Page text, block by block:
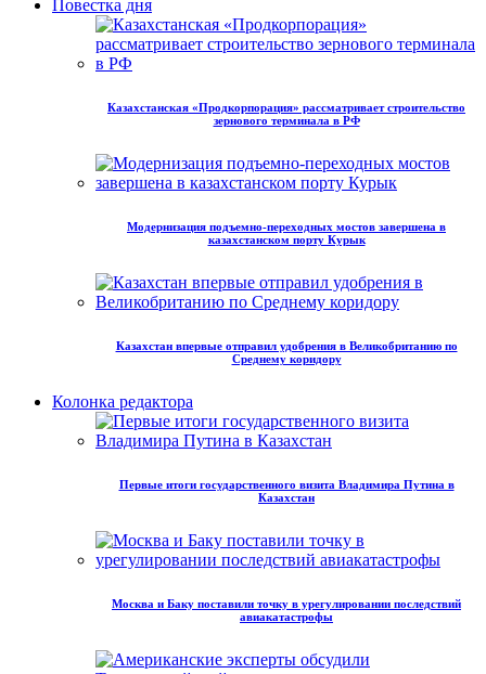
Повестка дня
Казахстанская «Продкорпорация» рассматривает строительство
зернового терминала в РФ
Модернизация подъемно-переходных мостов завершена в
казахстанском порту Курык
Казахстан впервые отправил удобрения в Великобританию по
Среднему коридору
Колонка редактора
Первые итоги государственного визита Владимира Путина в
Казахстан
Москва и Баку поставили точку в урегулировании последствий
авиакатастрофы